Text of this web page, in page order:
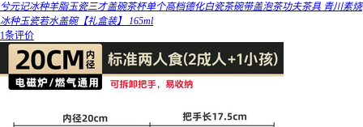
兮元记冰种羊脂玉瓷三才盖碗茶杯单个高档德化白瓷茶碗带盖泡茶功夫茶具 青川素烧
冰种玉瓷若水盖碗【礼盒装】 165ml
1条评价